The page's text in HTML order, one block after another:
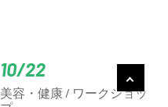
10/22
美容・健康 / ワークショッ